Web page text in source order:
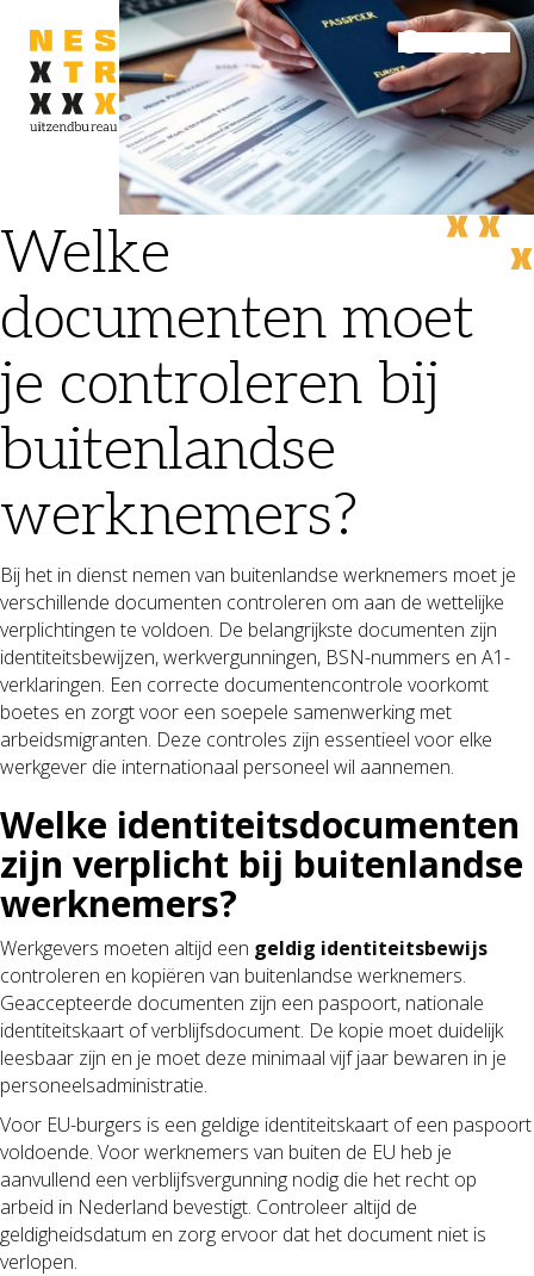
Welke
documenten moet
je controleren bij
buitenlandse
werknemers?
Bij het in dienst nemen van buitenlandse werknemers moet je
verschillende documenten controleren om aan de wettelijke
verplichtingen te voldoen. De belangrijkste documenten zijn
identiteitsbewijzen, werkvergunningen, BSN-nummers en A1-
verklaringen. Een correcte documentencontrole voorkomt
boetes en zorgt voor een soepele samenwerking met
arbeidsmigranten. Deze controles zijn essentieel voor elke
werkgever die internationaal personeel wil aannemen.
Welke identiteitsdocumenten
zijn verplicht bij buitenlandse
werknemers?
Werkgevers moeten altijd een geldig identiteitsbewijs
controleren en kopiëren van buitenlandse werknemers.
Geaccepteerde documenten zijn een paspoort, nationale
identiteitskaart of verblijfsdocument. De kopie moet duidelijk
leesbaar zijn en je moet deze minimaal vijf jaar bewaren in je
personeelsadministratie.
Voor EU-burgers is een geldige identiteitskaart of een paspoort
voldoende. Voor werknemers van buiten de EU heb je
aanvullend een verblijfsvergunning nodig die het recht op
arbeid in Nederland bevestigt. Controleer altijd de
geldigheidsdatum en zorg ervoor dat het document niet is
verlopen.